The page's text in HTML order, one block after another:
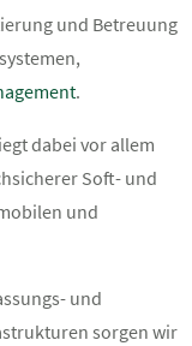
und Betreuung
.
dabei vor allem
Soft- und
und
und
sorgen wir